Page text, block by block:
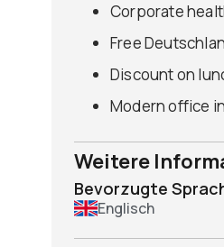
Corporate
Free
Discount on
Modern office
Weitere
Bevorzugte
Englisch